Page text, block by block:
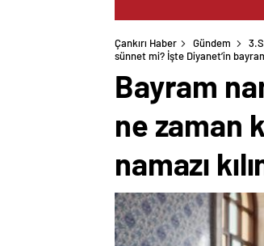
Çankırı Haber Gündem
sünnet mi? İşte Diyanet’in
Bayram
ne zaman
namazı